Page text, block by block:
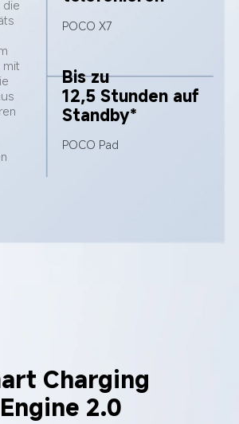
die
mit
POCO X7
Bis zu
12,5 Stunden auf
Standby*
POCO Pad
Charging
Engine 2.0